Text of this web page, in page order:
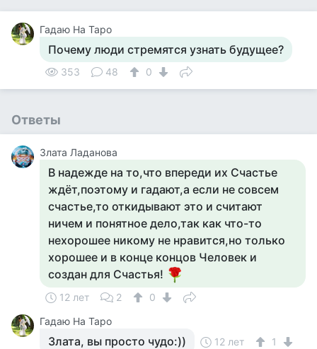
Гадаю На Таро
Почему люди стремятся узнать будущее?
353 48 0
Ответы
Злата Ладанова
В надежде на то,что впереди их Счастье
ждёт,поэтому и гадают,а если не совсем
счастье,то откидывают это и считают
ничем и понятное дело,так как что-то
нехорошее никому не нравится,но только
хорошее и в конце концов Человек и
создан для Счастья!
12 лет 2
0
Гадаю На Таро
Злата, вы просто чудо:)) 12 лет 1